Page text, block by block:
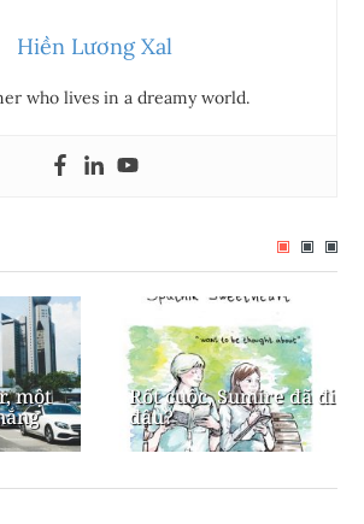
Hiền Lương Xal
who lives in a dreamy world.
một Rốt cuộc, Sumire đã đi
đâu?